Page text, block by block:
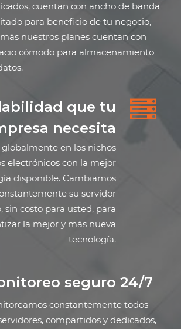
cuentan con ancho de banda
para beneficio de tu negocio,
nuestros planes cuentan con
cómodo para almacenamiento
que tu
necesita
globalmente en los nichos
electrónicos con la mejor
disponible. Cambiamos
su servidor
sin costo para usted, para
la mejor y más nueva
tecnología.
seguro 24/7
constantemente todos
compartidos y dedicados,